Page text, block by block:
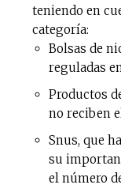
teniendo en
categoría:
Bolsas de
reguladas
Productos
no reciben
Snus, que
su
el número